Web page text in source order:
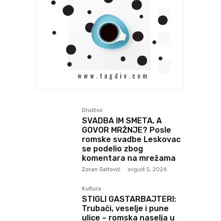
Društvo
SVADBA IM SMETA, A
GOVOR MRŽNJE? Posle
romske svadbe Leskovac
se podelio zbog
komentara na mrežama
Zoran Saitović - avgust 5, 2026
Kultura
STIGLI GASTARBAJTERI:
Trubači, veselje i pune
ulice – romska naselja u